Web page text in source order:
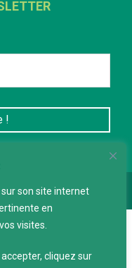
son site internet
en
visites.
cliquez sur